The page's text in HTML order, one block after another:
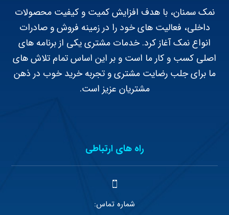
نمک سمنان، با هدف افزایش کمیت و کیفیت محصولات
داخلی، فعالیت های خود را در زمینه فروش و صادرات
انواع نمک آغاز کرد. خدمات مشتری یکی از برنامه های
اصلی کسب و کار ما است و بر این اساس تمام تلاش های
ما برای جلب رضایت مشتری و تجربه خرید خوب در ذهن
مشتریان عزیز است.
راه های ارتباطی
شماره تماس: